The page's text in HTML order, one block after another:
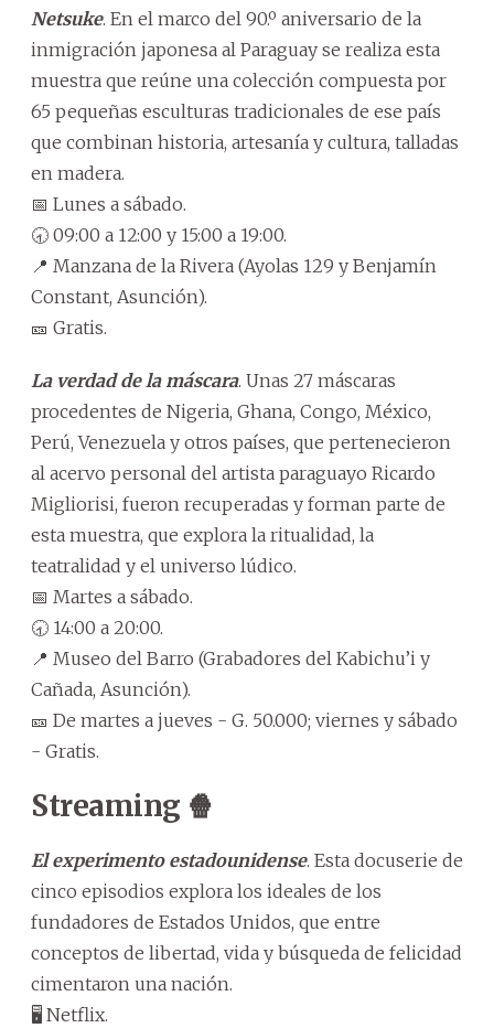
Netsuke. En el marco del 90.º aniversario de la
inmigración japonesa al Paraguay se realiza esta
muestra que reúne una colección compuesta por
65 pequeñas esculturas tradicionales de ese país
que combinan historia, artesanía y cultura, talladas
en madera.
📅 Lunes a sábado.
🕣 09:00 a 12:00 y 15:00 a 19:00.
📍 Manzana de la Rivera (Ayolas 129 y Benjamín
Constant, Asunción).
🎫 Gratis.
La verdad de la máscara. Unas 27 máscaras
procedentes de Nigeria, Ghana, Congo, México,
Perú, Venezuela y otros países, que pertenecieron
al acervo personal del artista paraguayo Ricardo
Migliorisi, fueron recuperadas y forman parte de
esta muestra, que explora la ritualidad, la
teatralidad y el universo lúdico.
📅 Martes a sábado.
🕣 14:00 a 20:00.
📍 Museo del Barro (Grabadores del Kabichu’i y
Cañada, Asunción).
🎫 De martes a jueves - G. 50.000; viernes y sábado
- Gratis.
Streaming 🍿
El experimento estadounidense. Esta docuserie de
cinco episodios explora los ideales de los
fundadores de Estados Unidos, que entre
conceptos de libertad, vida y búsqueda de felicidad
cimentaron una nación.
🖥️ Netflix.